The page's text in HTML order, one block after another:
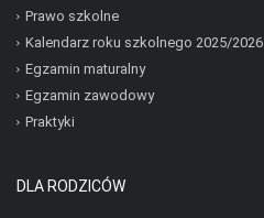
Prawo szkolne
Kalendarz roku szkolnego 2025/2026
Egzamin maturalny
Egzamin zawodowy
Praktyki
DLA RODZICÓW